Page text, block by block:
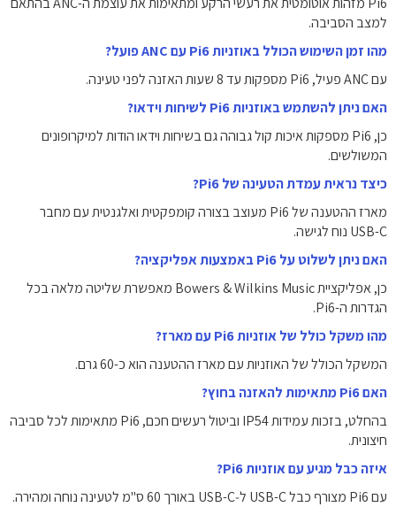
למצב הסביבה.
מהו זמן השימוש הכולל באוזניות Pi6 עם ANC פועל?
עם ANC פעיל, Pi6 מספקות עד 8 שעות האזנה לפני טעינה.
האם ניתן להשתמש באוזניות Pi6 לשיחות וידאו?
כן, Pi6 מספקות איכות קול גבוהה גם בשיחות וידאו הודות למיקרופונים
המשולשים.
כיצד נראית עמדת הטעינה של Pi6?
מארז ההטענה של Pi6 מעוצב בצורה קומפקטית ואלגנטית עם מחבר
USB-C נוח לגישה.
האם ניתן לשלוט על Pi6 באמצעות אפליקציה?
כן, אפליקציית Bowers & Wilkins Music מאפשרת שליטה מלאה בכל
הגדרות ה-Pi6.
מהו משקל כולל של אוזניות Pi6 עם מארז?
המשקל הכולל של האוזניות עם מארז ההטענה הוא כ-60 גרם.
האם Pi6 מתאימות להאזנה בחוץ?
בהחלט, בזכות עמידות IP54 וביטול רעשים חכם, Pi6 מתאימות לכל סביבה
חיצונית.
איזה כבל מגיע עם אוזניות Pi6?
עם Pi6 מצורף כבל USB-C ל‑USB-C באורך 60 ס"מ לטעינה נוחה ומהירה.